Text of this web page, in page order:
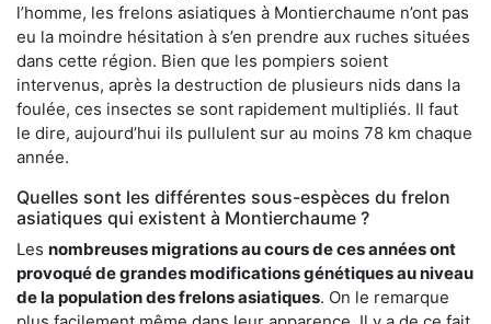
l’homme, les frelons asiatiques à Montierchaume n’ont pas
eu la moindre hésitation à s’en prendre aux ruches situées
dans cette région. Bien que les pompiers soient
intervenus, après la destruction de plusieurs nids dans la
foulée, ces insectes se sont rapidement multipliés. Il faut
le dire, aujourd’hui ils pullulent sur au moins 78 km chaque
année.
Quelles sont les différentes sous-espèces du frelon
asiatiques qui existent à Montierchaume ?
Les nombreuses migrations au cours de ces années ont
provoqué de grandes modifications génétiques au niveau
de la population des frelons asiatiques. On le remarque